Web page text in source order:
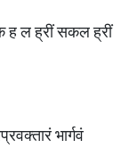
ह ल ह्रीं सकल ह्रीं
भार्गवं